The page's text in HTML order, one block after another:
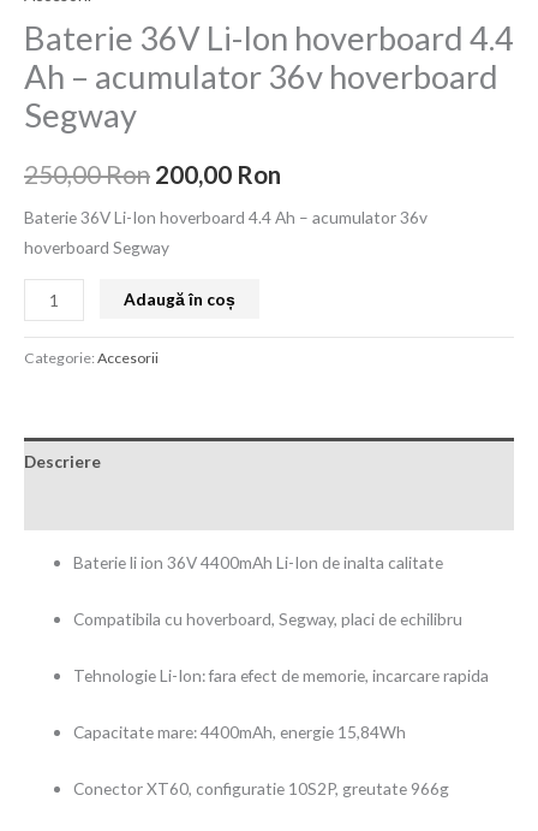
Baterie 36V Li-Ion hoverboard 4.4
Ah – acumulator 36v hoverboard
Segway
250,00Ron 200,00 Ron
Baterie 36V Li-Ion hoverboard 4.4 Ah – acumulator 36v
hoverboard Segway
Adaugă în coș
Categorie:Accesorii
Descriere
Baterie li ion 36V 4400mAh Li-Ion de inalta calitate
Compatibila cu hoverboard, Segway, placi de echilibru
Tehnologie Li-Ion: fara efect de memorie, incarcare rapida
Capacitate mare: 4400mAh, energie 15,84Wh
Conector XT60, configuratie 10S2P, greutate 966g